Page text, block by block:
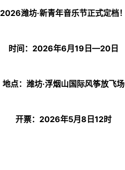
2026潍坊·新青年音乐节正式定档！
时间： 2026年6月19日—20日
地点：潍坊·浮烟山国际风筝放飞场
开票： 2026年5月8日12时